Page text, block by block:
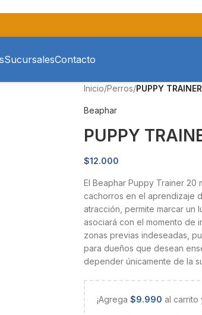
SucursalesContacto
Inicio/Perros/PUPPY
Beaphar
PUPPY
$12.000
El Beaphar Puppy Trainer 20
cachorros en el aprendizaje
atracción, permite marcar un
asociará con el momento de
zonas previas indeseadas,
para dueños que desean
depender únicamente de la
¡Agrega $9.990 al carrito